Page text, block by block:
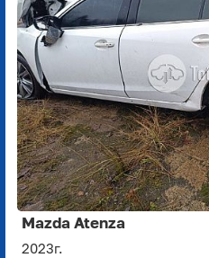
Mazda Atenza
2023г.